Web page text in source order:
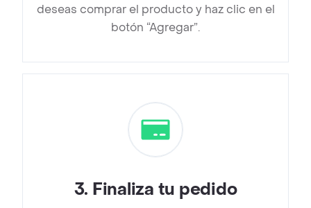
deseas comprar el producto y haz clic en el
botón “Agregar”.
3. Finaliza tu pedido